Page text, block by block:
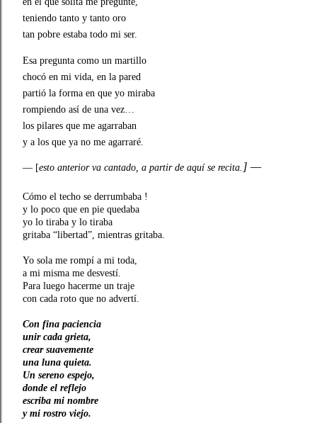
teniendo tanto y tanto oro
tan pobre estaba todo mi ser.
Esa pregunta como un martillo
chocó en mi vida, en la pared
partió la forma en que yo miraba
rompiendo así de una vez…
los pilares que me agarraban
y a los que ya no me agarraré.
— [esto anterior va cantado, a partir de aquí se recita. ] —
Cómo el techo se derrumbaba !
y lo poco que en pie quedaba
yo lo tiraba y lo tiraba
gritaba “libertad”, mientras gritaba.
Yo sola me rompí a mi toda,
a mi misma me desvestí.
Para luego hacerme un traje
con cada roto que no advertí.
Con fina paciencia
unir cada grieta,
crear suavemente
una luna quieta.
Un sereno espejo,
donde el reflejo
escriba mi nombre
y mi rostro viejo.